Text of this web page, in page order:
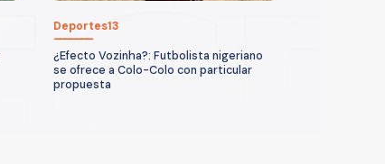
Deportes13
¿Efecto Vozinha?: Futbolista nigeriano
se ofrece a Colo-Colo con particular
propuesta